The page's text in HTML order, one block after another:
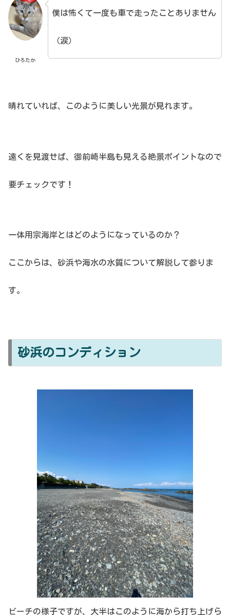
ひろたか
僕は怖くて一度も車で走ったことありません
（涙）
晴れていれば、このように美しい光景が見れます。
遠くを見渡せば、御前崎半島も見える絶景ポイントなので
要チェックです！
一体用宗海岸とはどのようになっているのか？
ここからは、砂浜や海水の水質について解説して参りま
す。
砂浜のコンディション
ビーチの様子ですが、大半はこのように海から打ち上げら